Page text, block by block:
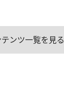
ンツ一覧を見る